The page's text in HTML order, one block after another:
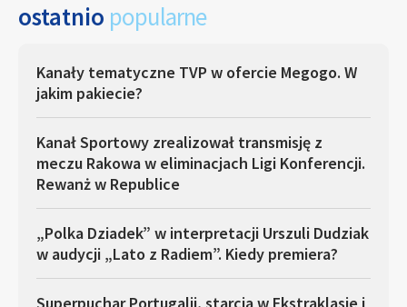
ostatnio popularne
Kanały tematyczne TVP w ofercie Megogo. W
jakim pakiecie?
Kanał Sportowy zrealizował transmisję z
meczu Rakowa w eliminacjach Ligi Konferencji.
Rewanż w Republice
„Polka Dziadek” w interpretacji Urszuli Dudziak
w audycji „Lato z Radiem”. Kiedy premiera?